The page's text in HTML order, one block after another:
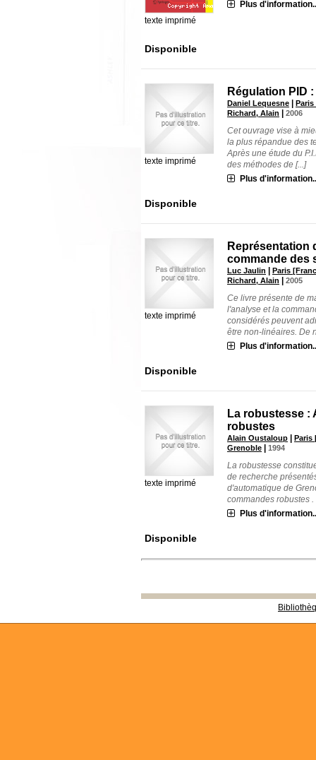
texte imprimé
Plus
Disponible
texte imprimé
Régulation PID
Daniel Lequesne |
Richard, Alain |2006
Cet ouvrage vise à
la plus répandue des
Après une étude du
des méthodes de [...]
Plus
Disponible
texte imprimé
Représentation
commande des
Luc Jaulin |Paris
Richard, Alain |2005
Ce livre présente de
l'analyse et la
considérés peuvent
être non-linéaires. De
Plus
Disponible
texte imprimé
La robustesse :
robustes
Alain Oustaloup |Paris
Grenoble |1994
La robustesse
de recherche
d'automatique de
commandes robustes .
Plus
Disponible